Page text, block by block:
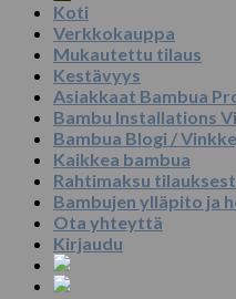
Koti
Verkkokauppa
Mukautettu tilaus
Kestävyys
Asiakkaat Bambua
Bambu Installations
Bambua Blogi /
Kaikkea bambua
Rahtimaksu
Bambujen ylläpito ja
Ota yhteyttä
Kirjaudu